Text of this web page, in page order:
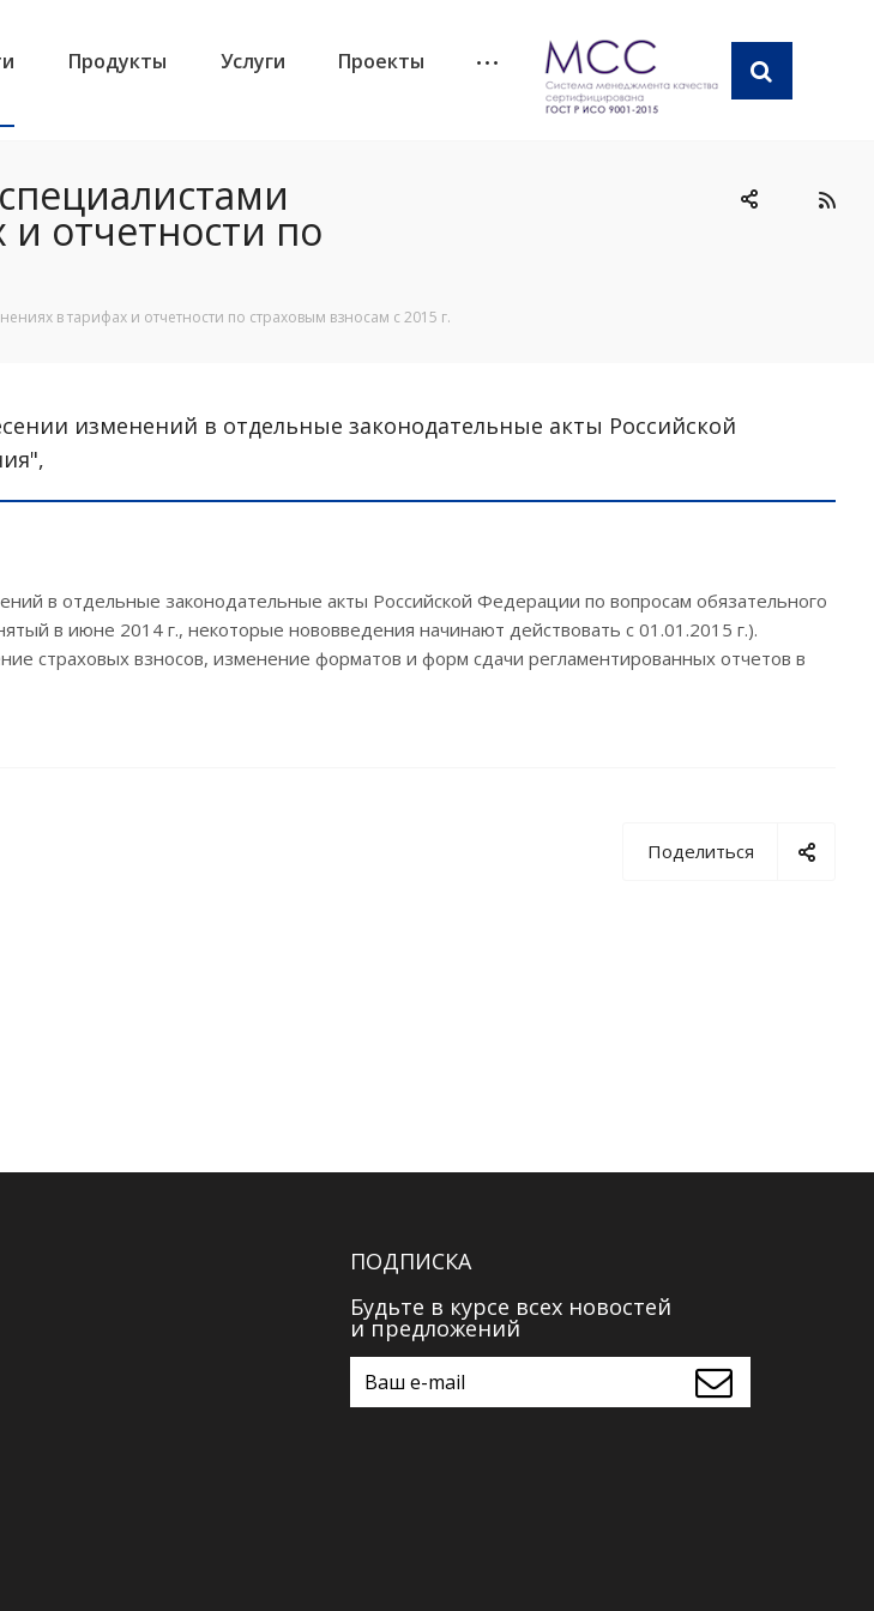
Продукты Услуги Проекты
отчетности по
в тарифах и отчетности по страховым взносам с 2015 г.
изменений в отдельные законодательные акты Российской
в отдельные законодательные акты Российской Федерации по вопросам обязательного
в июне 2014 г., некоторые нововведения начинают действовать с 01.01.2015 г.).
страховых взносов, изменение форматов и форм сдачи регламентированных отчетов в
Поделиться
ПОДПИСКА
Будьте в курсе всех новостей
и предложений